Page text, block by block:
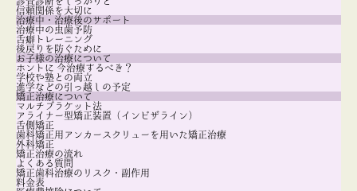
信頼関係を大切に
治療中・治療後のサポート
治療中の虫歯予防
舌癖トレーニング
後戻りを防ぐために
お子様の治療について
ホントに 今治療するべき？
学校や塾との両立
進学などの引っ越しの予定
矯正治療について
マルチブラケット法
アライナー型矯正装置（インビザライン）
舌側矯正
歯科矯正用アンカースクリューを用いた矯正治療
外科矯正
矯正治療の流れ
よくある質問
矯正歯科治療のリスク・副作用
料金表